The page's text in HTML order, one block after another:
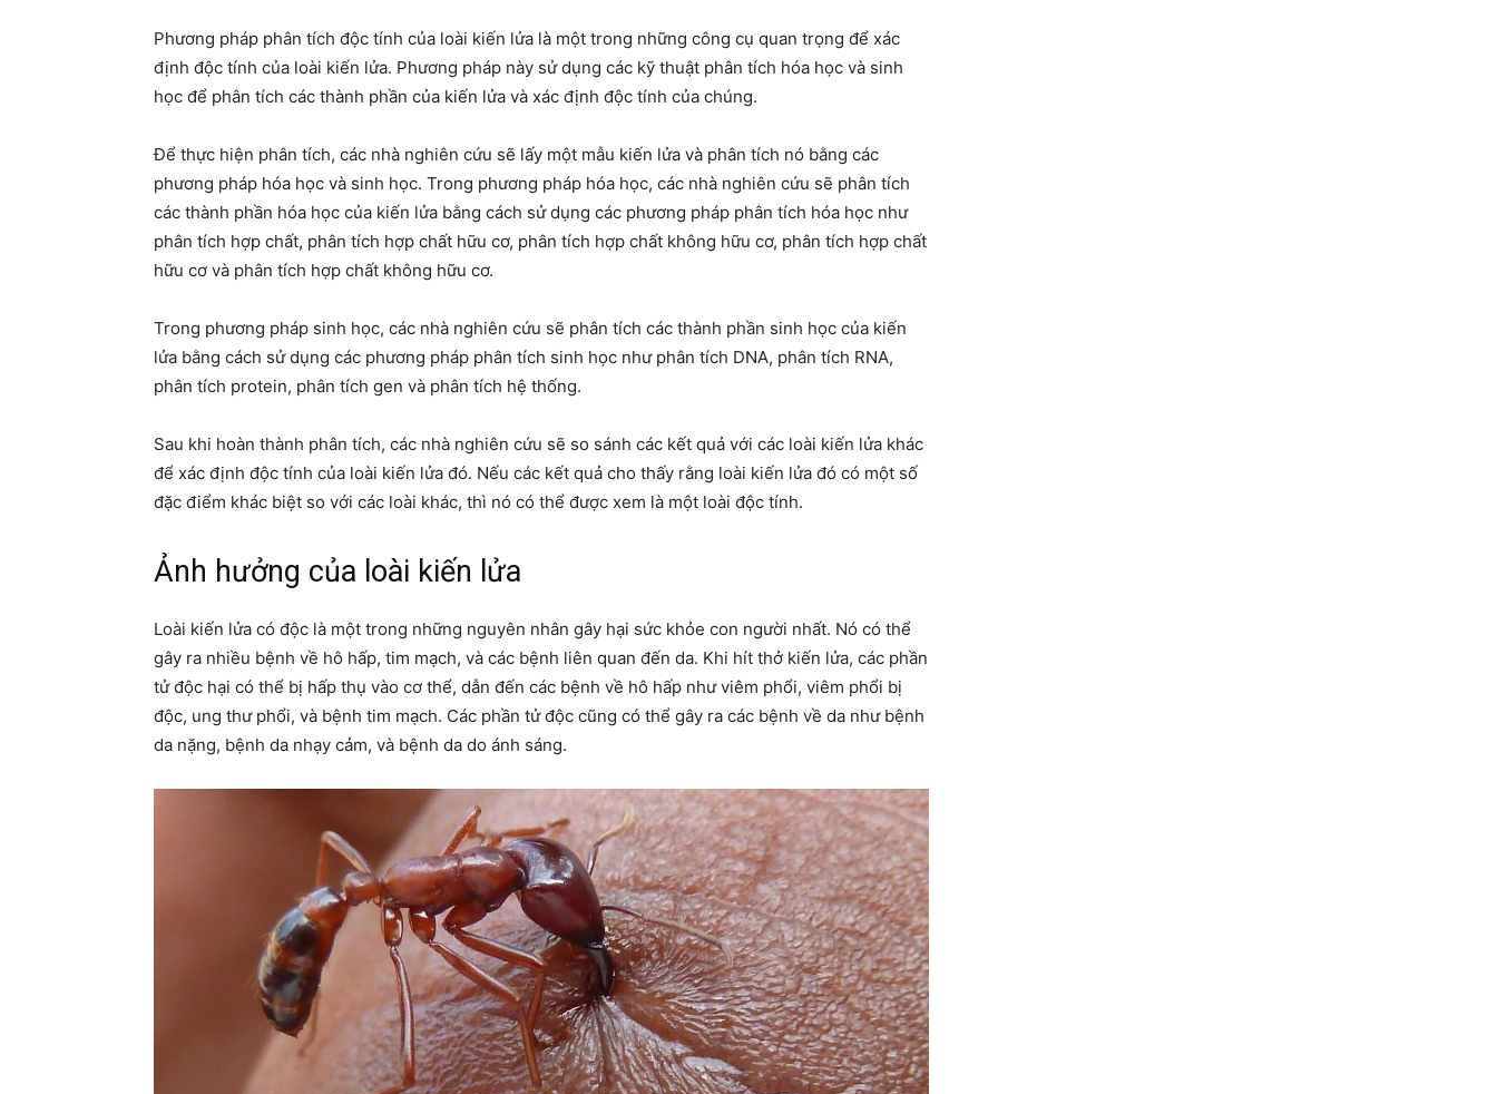
Phương pháp phân tích độc tính của loài kiến lửa là một trong những công cụ quan trọng để xác
định độc tính của loài kiến lửa. Phương pháp này sử dụng các kỹ thuật phân tích hóa học và sinh
học để phân tích các thành phần của kiến lửa và xác định độc tính của chúng.
Để thực hiện phân tích, các nhà nghiên cứu sẽ lấy một mẫu kiến lửa và phân tích nó bằng các
phương pháp hóa học và sinh học. Trong phương pháp hóa học, các nhà nghiên cứu sẽ phân tích
các thành phần hóa học của kiến lửa bằng cách sử dụng các phương pháp phân tích hóa học như
phân tích hợp chất, phân tích hợp chất hữu cơ, phân tích hợp chất không hữu cơ, phân tích hợp chất
hữu cơ và phân tích hợp chất không hữu cơ.
Trong phương pháp sinh học, các nhà nghiên cứu sẽ phân tích các thành phần sinh học của kiến
lửa bằng cách sử dụng các phương pháp phân tích sinh học như phân tích DNA, phân tích RNA,
phân tích protein, phân tích gen và phân tích hệ thống.
Sau khi hoàn thành phân tích, các nhà nghiên cứu sẽ so sánh các kết quả với các loài kiến lửa khác
để xác định độc tính của loài kiến lửa đó. Nếu các kết quả cho thấy rằng loài kiến lửa đó có một số
đặc điểm khác biệt so với các loài khác, thì nó có thể được xem là một loài độc tính.
Ảnh hưởng của loài kiến lửa
Loài kiến lửa có độc là một trong những nguyên nhân gây hại sức khỏe con người nhất. Nó có thể
gây ra nhiều bệnh về hô hấp, tim mạch, và các bệnh liên quan đến da. Khi hít thở kiến lửa, các phần
tử độc hại có thể bị hấp thụ vào cơ thể, dẫn đến các bệnh về hô hấp như viêm phổi, viêm phổi bị
độc, ung thư phổi, và bệnh tim mạch. Các phần tử độc cũng có thể gây ra các bệnh về da như bệnh
da nặng, bệnh da nhạy cảm, và bệnh da do ánh sáng.